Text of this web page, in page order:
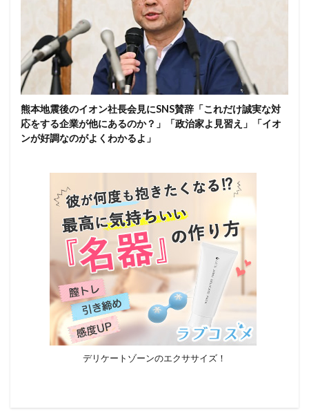
熊本地震後のイオン社長会見にSNS賛辞「これだけ誠実な対
応をする企業が他にあるのか？」「政治家よ見習え」「イオ
ンが好調なのがよくわかるよ」
デリケートゾーンのエクササイズ！